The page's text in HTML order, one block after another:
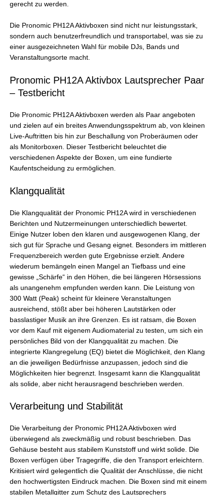
gerecht zu werden.
Die Pronomic PH12A Aktivboxen sind nicht nur leistungsstark,
sondern auch benutzerfreundlich und transportabel, was sie zu
einer ausgezeichneten Wahl für mobile DJs, Bands und
Veranstaltungsorte macht.
Pronomic PH12A Aktivbox Lautsprecher Paar
– Testbericht
Die Pronomic PH12A Aktivboxen werden als Paar angeboten
und zielen auf ein breites Anwendungsspektrum ab, von kleinen
Live-Auftritten bis hin zur Beschallung von Proberäumen oder
als Monitorboxen. Dieser Testbericht beleuchtet die
verschiedenen Aspekte der Boxen, um eine fundierte
Kaufentscheidung zu ermöglichen.
Klangqualität
Die Klangqualität der Pronomic PH12A wird in verschiedenen
Berichten und Nutzermeinungen unterschiedlich bewertet.
Einige Nutzer loben den klaren und ausgewogenen Klang, der
sich gut für Sprache und Gesang eignet. Besonders im mittleren
Frequenzbereich werden gute Ergebnisse erzielt. Andere
wiederum bemängeln einen Mangel an Tiefbass und eine
gewisse „Schärfe“ in den Höhen, die bei längeren Hörsessions
als unangenehm empfunden werden kann. Die Leistung von
300 Watt (Peak) scheint für kleinere Veranstaltungen
ausreichend, stößt aber bei höheren Lautstärken oder
basslastiger Musik an ihre Grenzen. Es ist ratsam, die Boxen
vor dem Kauf mit eigenem Audiomaterial zu testen, um sich ein
persönliches Bild von der Klangqualität zu machen. Die
integrierte Klangregelung (EQ) bietet die Möglichkeit, den Klang
an die jeweiligen Bedürfnisse anzupassen, jedoch sind die
Möglichkeiten hier begrenzt. Insgesamt kann die Klangqualität
als solide, aber nicht herausragend beschrieben werden.
Verarbeitung und Stabilität
Die Verarbeitung der Pronomic PH12A Aktivboxen wird
überwiegend als zweckmäßig und robust beschrieben. Das
Gehäuse besteht aus stabilem Kunststoff und wirkt solide. Die
Boxen verfügen über Tragegriffe, die den Transport erleichtern.
Kritisiert wird gelegentlich die Qualität der Anschlüsse, die nicht
den hochwertigsten Eindruck machen. Die Boxen sind mit einem
stabilen Metallgitter zum Schutz des Lautsprechers